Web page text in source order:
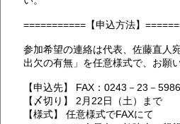
===========【申込方法】
参加希望の連絡は代表、佐藤直人
出欠の有無」を任意様式で、お願
【申込先】 FAX：0243－23－
【〆切り】 2月22日（土）まで
【様式】 任意様式でFAXにて